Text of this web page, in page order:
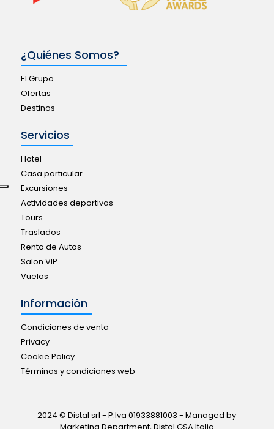
¿Quiénes Somos?
El Grupo
Ofertas
Destinos
Servicios
Hotel
Casa particular
Excursiones
Actividades deportivas
Tours
Traslados
Renta de Autos
Salon VIP
Vuelos
Información
Condiciones de venta
Privacy
Cookie Policy
Términos y condiciones web
2024 © Distal srl - P.Iva 01933881003 - Managed by